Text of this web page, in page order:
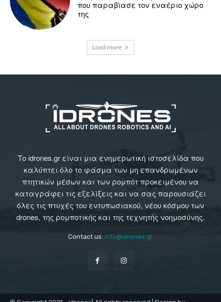
που παραβίασε τον εναέριο χώρο
της
Load more
Το idrones.gr είναι μια ενημερωτική ιστοσελίδα που
καλύπτει όλο το φάσμα των μη επανδρωμένων
πτητικών μέσων και των ρομπότ προκειμένου να
καταγράφει τις εξελίξεις και να σας παρουσιάζει
όλες τις πτυχές του εντυπωσιακού, νέου κόσμου των
drones, της ρομποτικής και της τεχνητής νοημοσύνης.
Contact us: info@idrones.gr